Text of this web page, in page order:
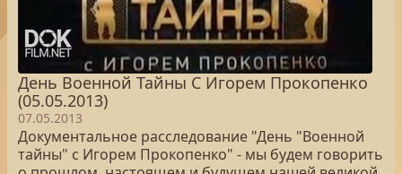
День Военной Тайны С Игорем Прокопенко
(05.05.2013)
07.05.2013
Документальное расследование "День "Военной
тайны" с Игорем Прокопенко" - мы будем говорить